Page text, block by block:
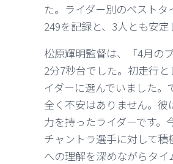
た。ライダー別のベスト
249を記録と、3人とも安定
松原輝明監督は、「4月の
2分7秒台でした。初走行
イダーに選んでいました
全く不安はありません。
力を持ったライダーです
チャントラ選手に対して
への理解を深めながらタ